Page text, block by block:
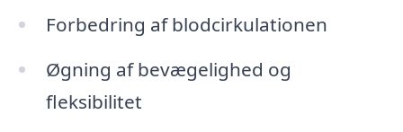
Forbedring af blodcirkulationen
Øgning af bevægelighed og
fleksibilitet